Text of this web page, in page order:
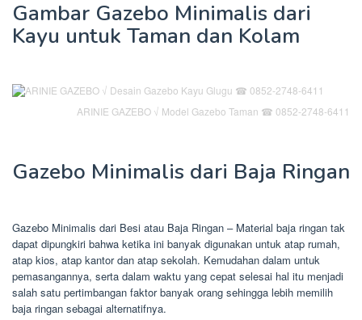
Gambar Gazebo Minimalis dari
Kayu untuk Taman dan Kolam
ARINIE GAZEBO √ Model Gazebo Taman ☎ 0852-2748-6411
Gazebo Minimalis dari Baja Ringan
Gazebo Minimalis dari Besi atau Baja Ringan – Material baja ringan tak
dapat dipungkiri bahwa ketika ini banyak digunakan untuk atap rumah,
atap kios, atap kantor dan atap sekolah. Kemudahan dalam untuk
pemasangannya, serta dalam waktu yang cepat selesai hal itu menjadi
salah satu pertimbangan faktor banyak orang sehingga lebih memilih
baja ringan sebagai alternatifnya.